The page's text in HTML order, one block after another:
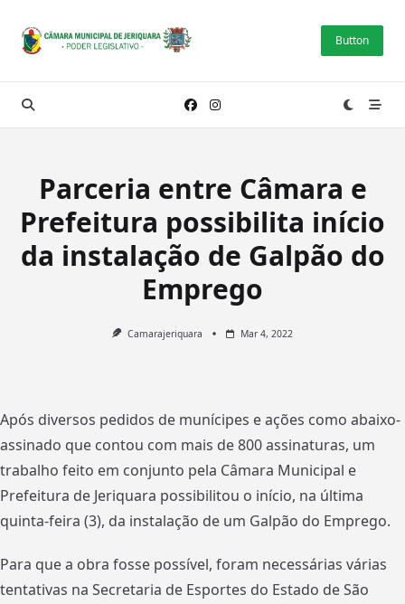
content
Button
Parceria entre Câmara e
Prefeitura possibilita início
da instalação de Galpão do
Emprego
Camarajeriquara Mar 4, 2022
Após diversos pedidos de munícipes e ações como abaixo-
assinado que contou com mais de 800 assinaturas, um
trabalho feito em conjunto pela Câmara Municipal e
Prefeitura de Jeriquara possibilitou o início, na última
quinta-feira (3), da instalação de um Galpão do Emprego.
Para que a obra fosse possível, foram necessárias várias
tentativas na Secretaria de Esportes do Estado de São